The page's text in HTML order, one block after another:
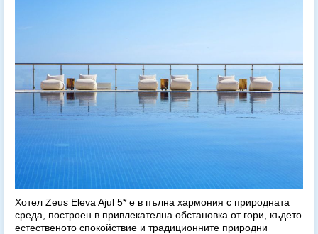
Хотел Zeus Eleva Ajul 5* е в пълна хармония с природната
среда, построен в привлекателна обстановка от гори, където
естественото спокойствие и традиционните природни